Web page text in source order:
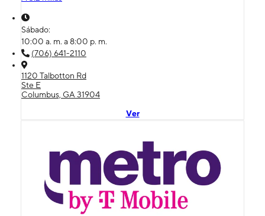
Sábado:
10:00 a. m. a 8:00 p. m.
(706) 641-2110
1120 Talbotton Rd
Ste E
Columbus, GA 31904
Ver